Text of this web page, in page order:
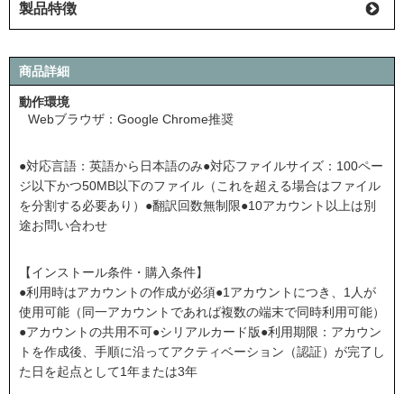
製品特徴
商品詳細
動作環境
Webブラウザ：Google Chrome推奨
●対応言語：英語から日本語のみ●対応ファイルサイズ：100ペー
ジ以下かつ50MB以下のファイル（これを超える場合はファイル
を分割する必要あり）●翻訳回数無制限●10アカウント以上は別
途お問い合わせ
【インストール条件・購入条件】
●利用時はアカウントの作成が必須●1アカウントにつき、1人が
使用可能（同一アカウントであれば複数の端末で同時利用可能）
●アカウントの共用不可●シリアルカード版●利用期限：アカウン
トを作成後、手順に沿ってアクティベーション（認証）が完了し
た日を起点として1年または3年